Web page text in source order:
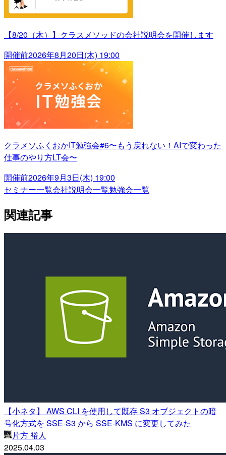
【8/20（木）】クラスメソッドの会社説明会を開催します
開催前2026年8月20日(木) 19:00
クラメソふくおかIT勉強会#6〜もう戻れない！AIで変わった
仕事のやり方LT会〜
開催前2026年9月3日(木) 19:00
セミナー一覧会社説明会一覧勉強会一覧
関連記事
【小ネタ】 AWS CLI を使用して既存 S3 オブジェクトの暗
号化方式を SSE-S3 から SSE-KMS に変更してみた
片方 裕人
2025.04.03